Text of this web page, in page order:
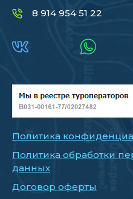
8 914 954 51 22
Политика
Политика обработки
данных
Договор оферты